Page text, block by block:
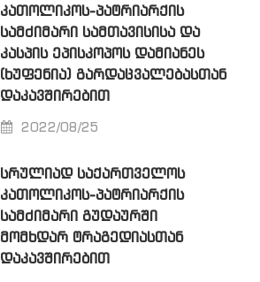
ᲙᲐᲗᲝᲚᲘᲙᲝᲡ-ᲞᲐᲢᲠᲘᲐᲠᲥᲘᲡ
ᲡᲐᲛᲫᲘᲛᲐᲠᲘ ᲡᲐᲛᲗᲐᲕᲘᲡᲘᲡᲐ ᲓᲐ
ᲙᲐᲡᲞᲘᲡ ᲔᲞᲘᲡᲙᲝᲞᲝᲡ ᲓᲐᲛᲘᲐᲜᲔᲡ
(ᲮᲣᲤᲔᲜᲘᲐ) ᲒᲐᲠᲓᲐᲪᲕᲐᲚᲔᲑᲐᲡᲗᲐᲜ
ᲓᲐᲙᲐᲕᲨᲘᲠᲔᲑᲘᲗ
2022/08/25
ᲡᲠᲣᲚᲘᲐᲓ ᲡᲐᲥᲐᲠᲗᲕᲔᲚᲝᲡ
ᲙᲐᲗᲝᲚᲘᲙᲝᲡ-ᲞᲐᲢᲠᲘᲐᲠᲥᲘᲡ
ᲡᲐᲛᲫᲘᲛᲐᲠᲘ ᲒᲣᲓᲐᲣᲠᲨᲘ
ᲛᲝᲛᲮᲓᲐᲠ ᲢᲠᲐᲒᲔᲓᲘᲐᲡᲗᲐᲜ
ᲓᲐᲙᲐᲕᲨᲘᲠᲔᲑᲘᲗ